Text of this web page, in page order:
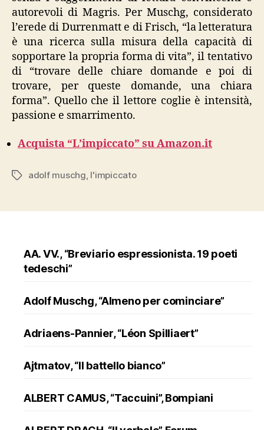
autorevoli di Magris. Per Muschg, considerato
l’erede di Durrenmatt e di Frisch, “la letteratura
è una ricerca sulla misura della capacità di
sopportare la propria forma di vita”, il tentativo
di “trovare delle chiare domande e poi di
trovare, per queste domande, una chiara
forma”. Quello che il lettore coglie è intensità,
passione e smarrimento.
Acquista “L’impiccato” su Amazon.it
Tagsadolf muschg l'impiccato
AA. VV., “Breviario espressionista. 19 poeti
tedeschi”
Adolf Muschg, “Almeno per cominciare”
Adriaens-Pannier, “Léon Spilliaert”
Ajtmatov, “Il battello bianco”
ALBERT CAMUS, “Taccuini”, Bompiani